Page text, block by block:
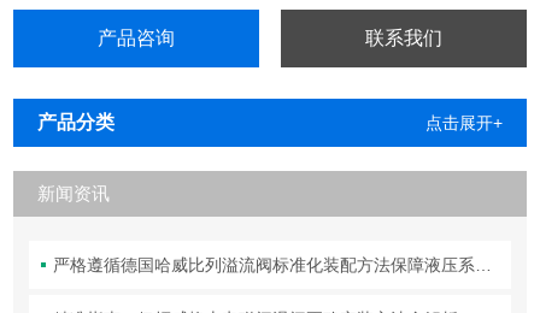
产品咨询 联系我们
产品分类 点击展开+
新闻资讯
严格遵循德国哈威比列溢流阀标准化装配方法保障液压系统压力调控精准可靠